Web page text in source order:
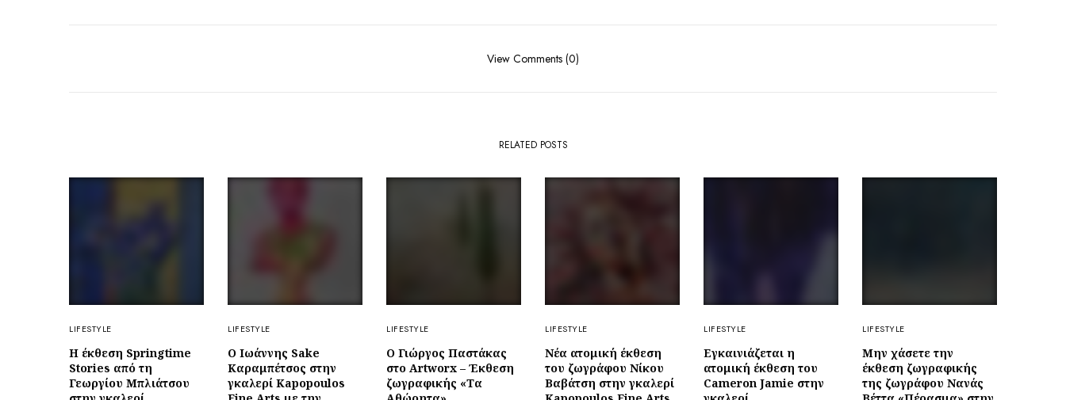
View Comments (0)
RELATED POSTS
LIFESTYLE
Η έκθεση Springtime
Stories από τη
Γεωργίου Μπλιάτσου
LIFESTYLE
Ο Ιωάννης Sake
Καραμπέτσος στην
γκαλερί Kapopoulos
LIFESTYLE
Ο Γιώργος Παστάκας
στο Artworx – Έκθεση
ζωγραφικής «Τα
LIFESTYLE
Νέα ατομική έκθεση
του ζωγράφου Νίκου
Βαβάτση στην γκαλερί
LIFESTYLE
Εγκαινιάζεται η
ατομική έκθεση του
Cameron Jamie στην
LIFESTYLE
Μην χάσετε την
έκθεση ζωγραφικής
της ζωγράφου Νανάς